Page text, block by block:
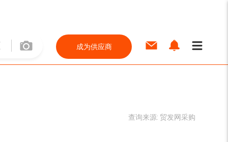
成为供应商
查询来源: 贸发网采购